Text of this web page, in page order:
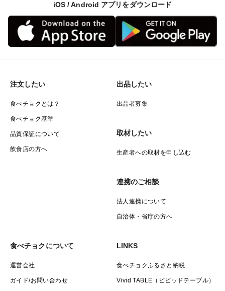
iOS / Android アプリをダウンロード
注文したい
食べチョクとは？
食べチョク基準
品質保証について
飲食店の方へ
出品したい
出品者募集
取材したい
生産者への取材を申し込む
連携のご相談
法人連携について
自治体・省庁の方へ
食べチョクについて
運営会社
ガイド/お問い合わせ
LINKS
食べチョクふるさと納税
Vivid TABLE（ビビッドテーブル）